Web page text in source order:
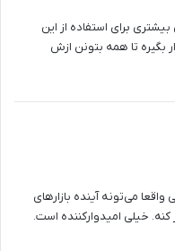
برای استفاده از این
بگیره تا همه بتونن ازش
می‌تونه آینده بازارهای
خیلی امیدوارکننده است.